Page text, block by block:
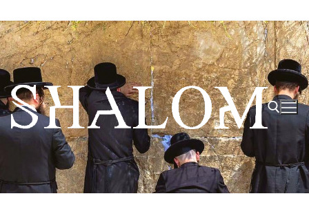
Hyppää
sisältöön
Hae: